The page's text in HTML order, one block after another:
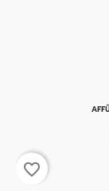
favorite_border